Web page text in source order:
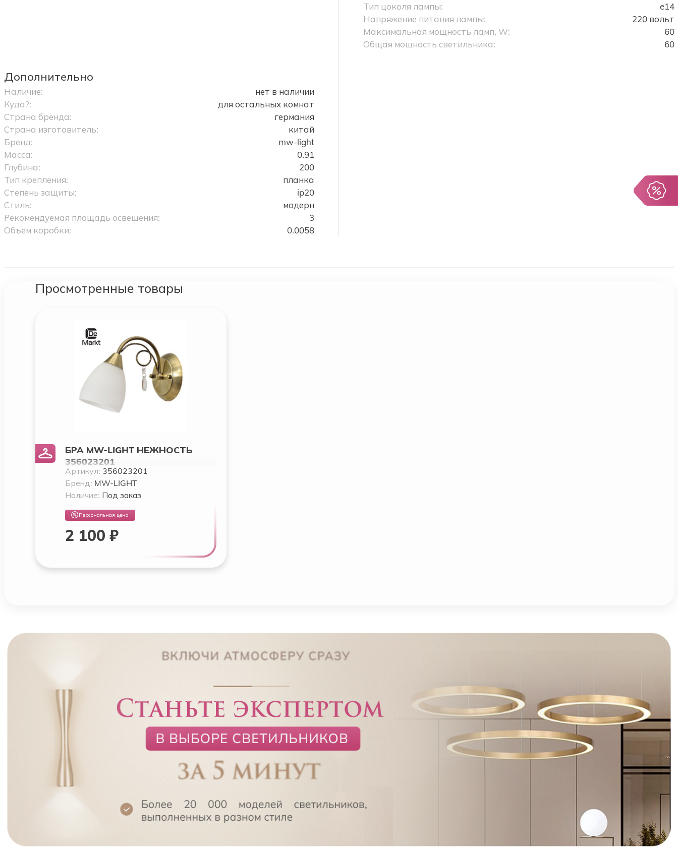
Тип цоколя лампы:
e14
Напряжение питания лампы:
220 вольт
Максимальная мощность ламп, W:
60
Общая мощность светильника:
60
Дополнительно
Наличие:
нет в наличии
Куда?:
для остальных комнат
Страна бренда:
германия
Страна изготовитель:
китай
Бренд:
mw-light
Масса:
0.91
Глубина:
200
Тип крепления:
планка
Степень защиты:
ip20
Стиль:
модерн
Рекомендуемая площадь освещения:
3
Объем коробки:
0.0058
Просмотренные товары
БРА MW-LIGHT НЕЖНОСТЬ
356023201
Артикул: 356023201
Бренд: MW-LIGHT
Наличие: Под заказ
Персональная цена
2 100 ₽